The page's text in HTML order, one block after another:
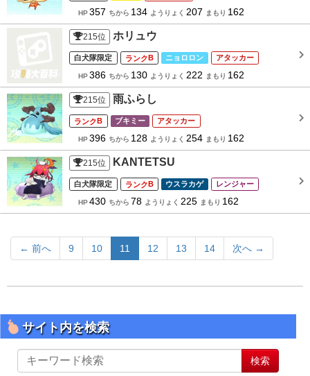
HP357 ちから 134 ようりょく 207 まもり 162
215位 ホリュウ
白犬隊限定 B ニョロロン アタッカー
HP386 ちから 130 ようりょく 222 まもり 162
215位 雨ふらし
B ブキミー アタッカー
HP396 ちから 128 ようりょく 254 まもり 162
215位 KANTETSU
白犬隊限定 B ウスラカゲ レンジャー
HP430 ちから 78 ようりょく 225 まもり 162
← 前へ 9 10 11 12 13 14 次へ →
サイト内を検索
イ
検索